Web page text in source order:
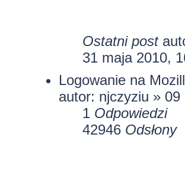
Ostatni post
31 maja 2010,
Logowanie na
autor: njczyziu » 09
1 Odpowiedzi
42946 Odsłony